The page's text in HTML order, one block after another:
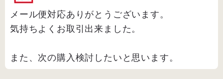
メール便対応ありがとうございます。
気持ちよくお取引出来ました。
また、次の購入検討したいと思います。